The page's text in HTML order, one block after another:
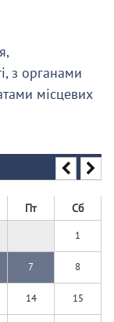
з органами
місцевих
Пт Сб
1
7 8
14 15